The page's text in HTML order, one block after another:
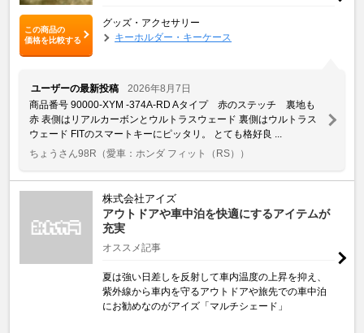
この商品の
価格を比較する
グッズ・アクセサリー
キーホルダー・キーケース
ユーザーの最新投稿
2026年8月7日
商品番号 90000-XYM -374A-RD Aタイプ 赤のステッチ 裏地も
赤 表側はリアルカーボンとウルトラスウェード 裏側はウルトラス
ウェード FITのスマートキーにピッタリ。 とても格好良 ...
ちょうさん98R （愛車：ホンダ フィット（RS））
株式会社アイズ
アウトドアや車中泊を快適にするアイテムが
充実
オススメ記事
夏は強い日差しを反射して車内温度の上昇を抑え、
紫外線から車内を守るアウトドアや旅先での車中泊
にお勧めなのがアイズ「マルチシェード」